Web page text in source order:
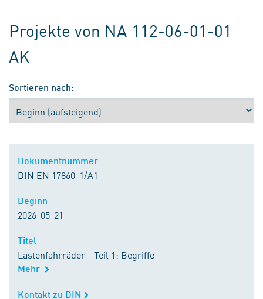
Projekte von NA 112-06-01-01
AK
Sortieren nach:
Dokumentnummer
DIN EN 17860-1/A1
Beginn
2026-05-21
Titel
Lastenfahrräder - Teil 1: Begriffe
Mehr
Kontakt zu DIN
Kontakt zu DIN